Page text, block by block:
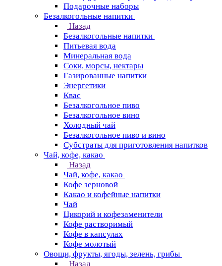
Подарочные наборы
Безалкогольные напитки
Назад
Безалкогольные напитки
Питьевая вода
Минеральная вода
Соки, морсы, нектары
Газированные напитки
Энергетики
Квас
Безалкогольное пиво
Безалкогольное вино
Холодный чай
Безалкогольное пиво и вино
Субстраты для приготовления напитков
Чай, кофе, какао
Назад
Чай, кофе, какао
Кофе зерновой
Какао и кофейные напитки
Чай
Цикорий и кофезаменители
Кофе растворимый
Кофе в капсулах
Кофе молотый
Овощи, фрукты, ягоды, зелень, грибы
Назад